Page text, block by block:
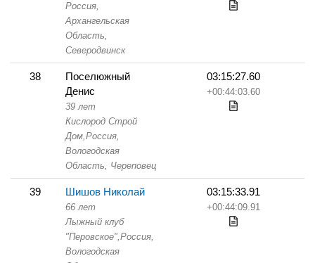
Россия,
Архангельская
Область,
Северодвинск
38
Поселюжный
Денис
39 лет
Кислород Строй
Дом,Россия,
Вологодская
Область, Череповец
03:15:27.60
+00:44:03.60
39 Шишов Николай
66 лет
Лыжный клуб
"Перовское",Россия,
Вологодская
03:15:33.91
+00:44:09.91